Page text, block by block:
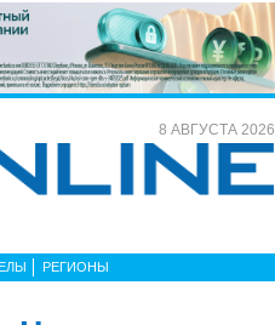
8 АВГУСТА 2026
РЕГИОНЫ